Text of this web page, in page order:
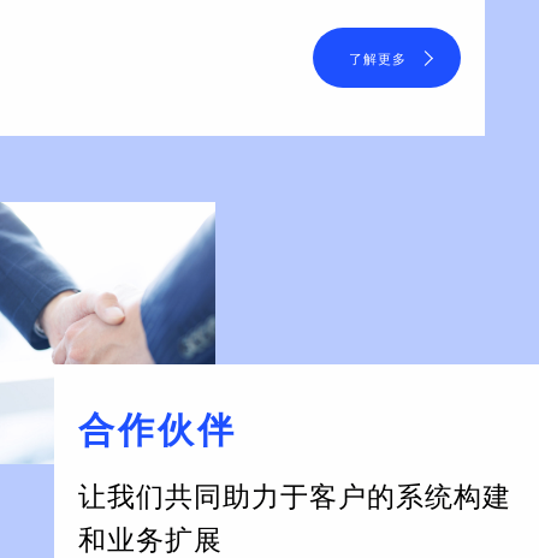
了解更多
合作伙伴
让我们共同助力于客户的系统构建
和业务扩展